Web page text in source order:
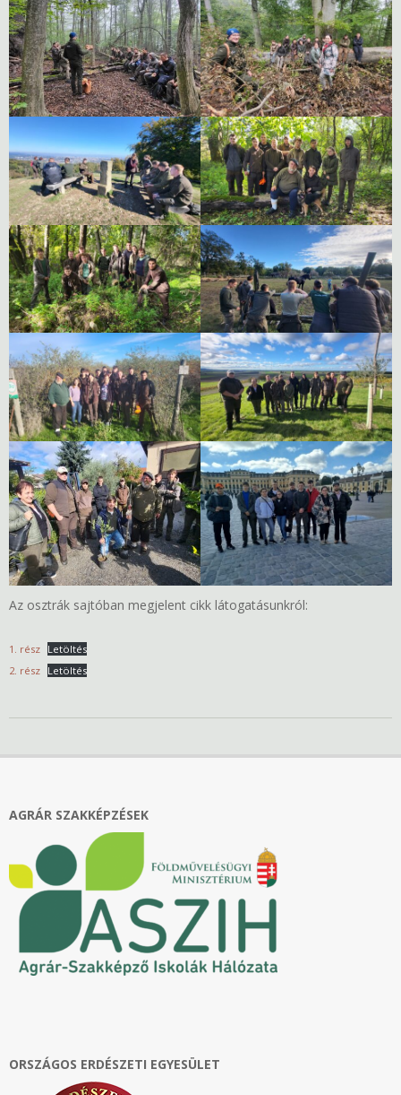
Az osztrák sajtóban megjelent cikk látogatásunkról:
1. rész Letöltés
2. rész Letöltés
AGRÁR SZAKKÉPZÉSEK
ORSZÁGOS ERDÉSZETI EGYESÜLET